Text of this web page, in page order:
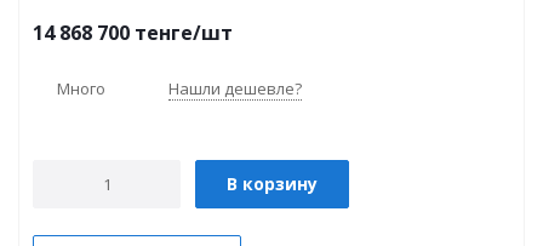
14 868 700 тенге/шт
Много Нашли дешевле?
В корзину